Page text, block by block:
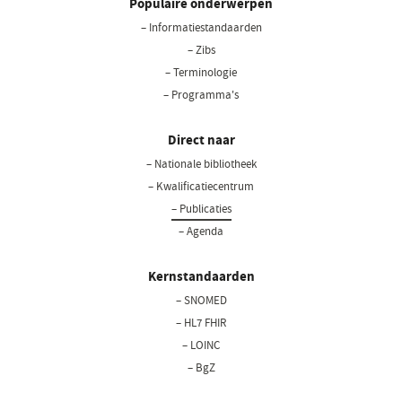
Populaire onderwerpen
– Informatiestandaarden
– Zibs
– Terminologie
– Programma's
Direct naar
– Nationale bibliotheek
– Kwalificatiecentrum
– Publicaties
– Agenda
Kernstandaarden
– SNOMED
– HL7 FHIR
– LOINC
– BgZ